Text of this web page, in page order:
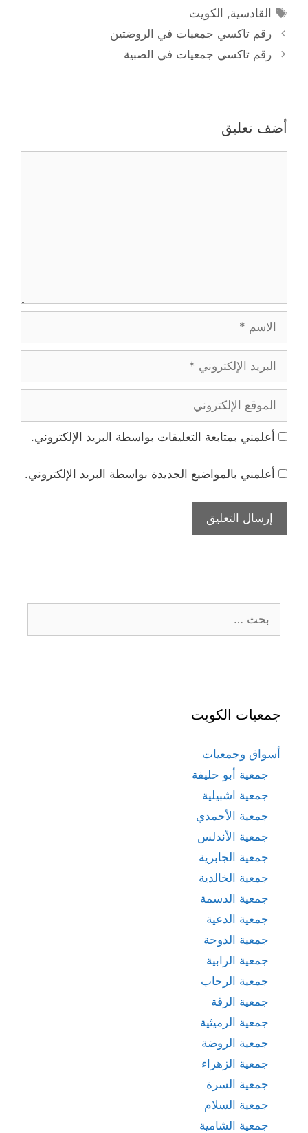
الوسوم
القادسية, الكويت
رقم تاكسي جمعيات في الروضتين
رقم تاكسي جمعيات في الصبية
أضف تعليق
الاسم
البريد
الإلكتروني
الموقع
الإلكتروني
أعلمني بمتابعة التعليقات بواسطة البريد الإلكتروني.
أعلمني بالمواضيع الجديدة بواسطة البريد الإلكتروني.
عن:
جمعيات الكويت
أسواق وجمعيات
جمعية أبو حليفة
جمعية اشبيلية
جمعية الأحمدي
جمعية الأندلس
جمعية الجابرية
جمعية الخالدية
جمعية الدسمة
جمعية الدعية
جمعية الدوحة
جمعية الرابية
جمعية الرحاب
جمعية الرقة
جمعية الرميثية
جمعية الروضة
جمعية الزهراء
جمعية السرة
جمعية السلام
جمعية الشامية